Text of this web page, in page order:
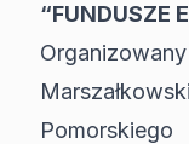
“FUNDUSZE
Pomorskiego